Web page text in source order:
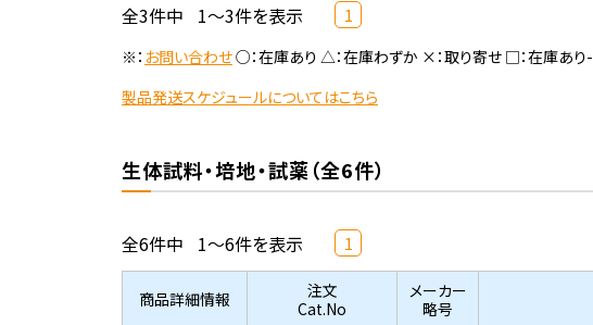
全3件中 1～3件を表示 1
※： お問い合わせ○：在庫あり △：在庫わずか ×：取り寄せ □：在庫あり
製品発送スケジュールについてはこちら
生体試料・培地・試薬（全6件）
全6件中 1～6件を表示 1
商品詳細情報
注文
Cat.No
メーカー
略号